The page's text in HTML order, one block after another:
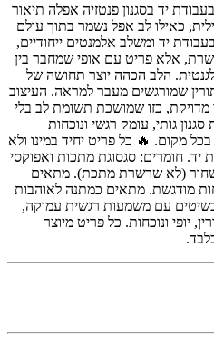
יד בסגנון פנטזיה אפלה תיאור
כאילו לב אפל נשמר בתוך עולם
יד ומשלב אלמנטים ייחודיים,
אלא פריט עם אופי שמחבר בין
הלב הכהה יוצר תחושה של
שמורגשים מעבר למראה. העיצוב
כזו שמושכת תשומת לב בלי
גותי, עומק רגשי ונוכחות
מקום. 🔥 כל פריט יחיד במינו ולא
יד. חומרים: סגסוגת מתכות ואפוקסי
שחור (לא שרשרת מתכת). מתאים
מודגשת. מתאים כמתנה לאוהבות
עם משמעות רגשית עמוקה,
יופי ונוכחות. כל פריט מיוצר